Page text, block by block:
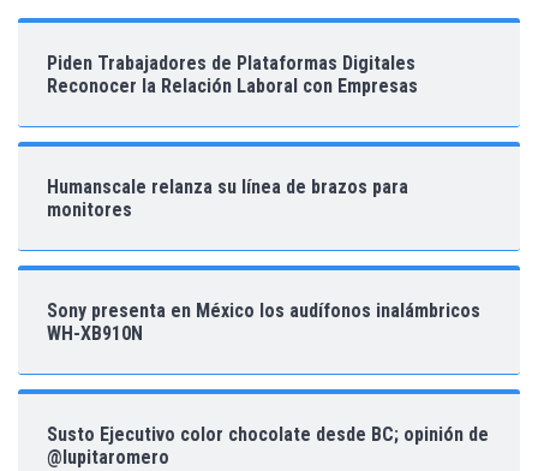
Piden Trabajadores de Plataformas Digitales
Reconocer la Relación Laboral con Empresas
Humanscale relanza su línea de brazos para
monitores
Sony presenta en México los audífonos inalámbricos
WH-XB910N
Susto Ejecutivo color chocolate desde BC; opinión de
@lupitaromero